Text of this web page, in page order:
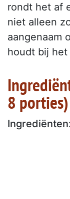
rondt het af
niet alleen
aangenaam
houdt bij het
8 porties)